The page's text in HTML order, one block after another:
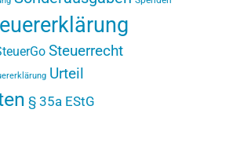
Steuerrecht
Urteil
§ 35a EStG